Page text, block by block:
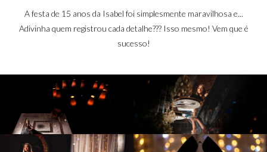
A festa de 15 anos da Isabel foi simplesmente maravilhosa e...
Adivinha quem registrou cada detalhe??? Isso mesmo! Vem que é
sucesso!